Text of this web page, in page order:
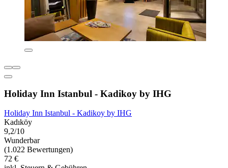
Holiday Inn Istanbul - Kadikoy by IHG
Holiday Inn Istanbul - Kadikoy by IHG
Kadıköy
9,2/10
Wunderbar
(1.022 Bewertungen)
72 €